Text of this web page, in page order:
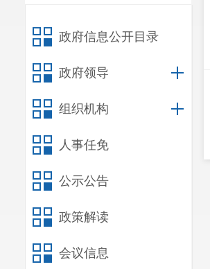
政府信息公开目录
政府领导
组织机构
人事任免
公示公告
政策解读
会议信息